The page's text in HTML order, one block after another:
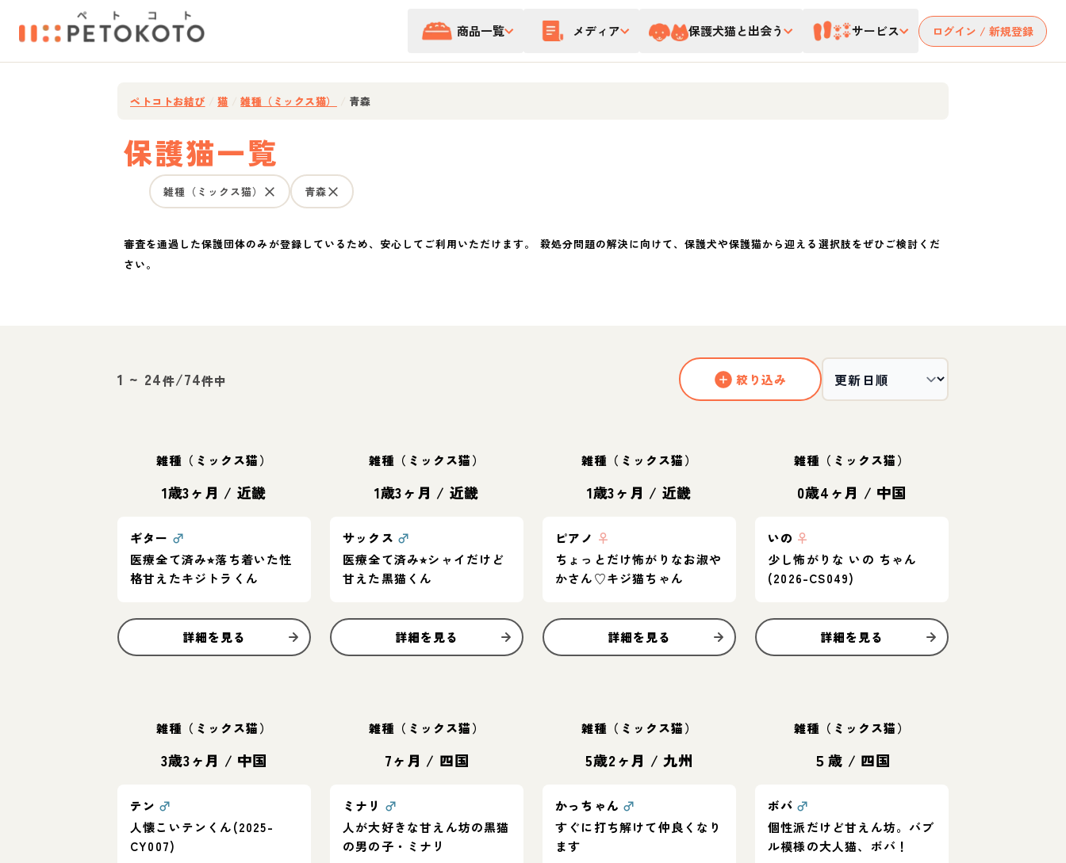
商品一覧 メディア 保護犬猫と出会う サービス ログイン / 新規登録
ペトコトお結び 猫 雑種（ミックス猫） 青森
保護猫一覧
雑種（ミックス猫） 青森
審査を通過した保護団体のみが登録しているため、安心してご利用いただけます。 殺処分問題の解決に向けて、保護犬や保護猫から迎える選択肢をぜひご検討くだ
さい。
1 ~ 24件/74件中 絞り込み
雑種（ミックス猫）
1歳3ヶ月 / 近畿
ギター ♂
医療全て済み⭐︎落ち着いた性
格甘えたキジトラくん
詳細を見る
雑種（ミックス猫）
1歳3ヶ月 / 近畿
サックス ♂
医療全て済み⭐︎シャイだけど
甘えた黒猫くん
詳細を見る
雑種（ミックス猫）
1歳3ヶ月 / 近畿
ピアノ ♀
ちょっとだけ怖がりなお淑や
かさん♡キジ猫ちゃん
詳細を見る
雑種（ミックス猫）
0歳4ヶ月 / 中国
いの ♀
少し怖がりな いの ちゃん
(2026-CS049)
詳細を見る
雑種（ミックス猫）
3歳3ヶ月 / 中国
テン ♂
人懐こいテンくん(2025-
CY007)
雑種（ミックス猫）
7ヶ月 / 四国
ミナリ ♂
人が大好きな甘えん坊の黒猫
の男の子・ミナリ
雑種（ミックス猫）
5歳2ヶ月 /九州
かっちゃん ♂
すぐに打ち解けて仲良くなり
ます
雑種（ミックス猫）
５歳 / 四国
ボバ ♂
個性派だけど甘えん坊。バブ
ル模様の大人猫、ボバ！